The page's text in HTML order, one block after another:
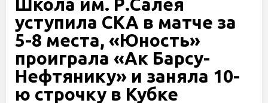
Школа им. Р.Салея
уступила СКА в матче за
5-8 места, «Юность»
проиграла «Ак Барсу-
Нефтянику» и заняла 10-
ю строчку в Кубке